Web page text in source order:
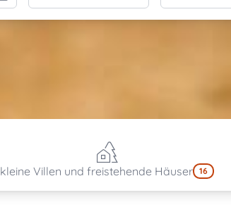
kleine Villen und freistehende Häuser 16